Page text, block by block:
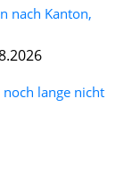
nach Kanton,
lange nicht